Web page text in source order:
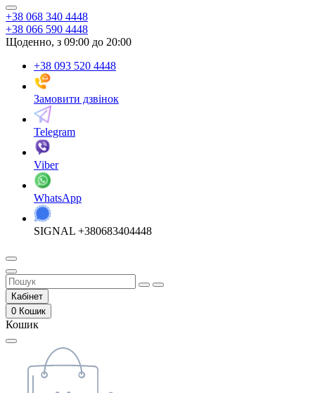
+38 068 340 4448
+38 066 590 4448
Щоденно, з 09:00 до 20:00
+38 093 520 4448
Замовити дзвінок
Telegram
Viber
WhatsApp
SIGNAL +380683404448
Кабінет
0 Кошик
Кошик